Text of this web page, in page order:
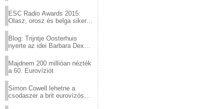
ESC Radio Awards 2015:
Olasz, orosz és belga siker,
Blog: Trijntje Oosterhuis
nyerte az idei Barbara Dex
Majdnem 200 millióan nézték
a 60. Eurovíziót
Simon Cowell lehetne a
csodaszer a brit eurovízós